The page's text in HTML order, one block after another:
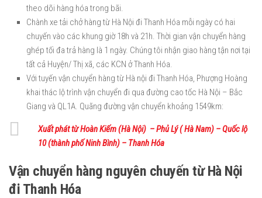
theo dõi hàng hóa trong bãi.
Chành xe tải chở hàng từ Hà Nội đi Thanh Hóa mỗi ngày có hai
chuyến vào các khung giờ 18h và 21h. Thời gian vận chuyển hàng
ghép tối đa trả hàng là 1 ngày. Chúng tôi nhận giao hàng tận nơi tại
tất cả Huyện/ Thị xã, các KCN ở Thanh Hóa.
Với tuyến vận chuyển hàng từ Hà nội đi Thanh Hóa, Phượng Hoàng
khai thác lộ trình vận chuyển đi qua đường cao tốc Hà Nội – Bắc
Giang và QL1A. Quãng đường vận chuyển khoảng 1549km:
Xuất phát từ Hoàn Kiếm (Hà Nội) – Phủ Lý ( Hà Nam) – Quốc lộ
10 (thành phố Ninh Bình) – Thanh Hóa
Vận chuyển hàng nguyên chuyến từ Hà Nội
đi Thanh Hóa